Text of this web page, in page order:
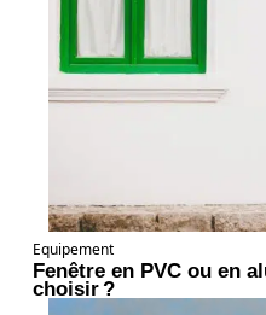
Equipement
Fenêtre en PVC ou en
choisir ?